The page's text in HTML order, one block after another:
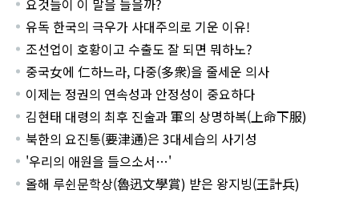
요것들이 이 말을 들을까?
유독 한국의 극우가 사대주의로 기운 이유!
조선업이 호황이고 수출도 잘 되면 뭐하노?
중국女에 仁하느라, 다중(多衆)을 줄세운 의사
이제는 정권의 연속성과 안정성이 중요하다
김현태 대령의 최후 진술과 軍의 상명하복(上命下服)
북한의 요진통(要津通)은 3대세습의 사기성
'우리의 애원을 들으소서…'
올해 루쉰문학상(魯迅文學賞) 받은 왕지빙(王計兵)